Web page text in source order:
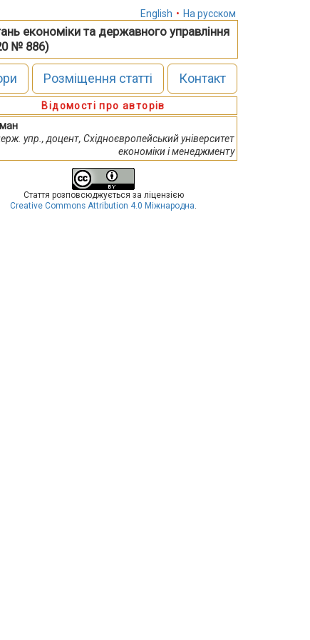
English • На русском
економіки та державного управління
№ 886)
Розміщення статті Контакт
Відомості про авторів
упр., доцент, Східноєвропейський університет
економіки і менеджменту
Стаття розповсюджується за ліцензією
Creative Commons Attribution 4.0 Міжнародна.